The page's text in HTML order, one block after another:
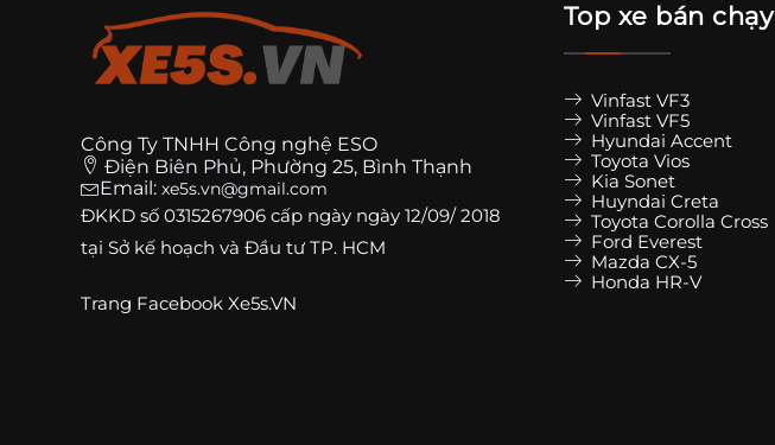
Công Ty TNHH Công nghệ ESO
Điện Biên Phủ, Phường 25, Bình Thạnh
Email: xe5s.vn@gmail.com
ĐKKD số 0315267906 cấp ngày ngày 12/09/ 2018
tại Sở kế hoạch và Đầu tư TP. HCM
Trang Facebook Xe5s.VN
Top xe bán chạy
Vinfast VF3
Vinfast VF5
Hyundai Accent
Toyota Vios
Kia Sonet
Huyndai Creta
Toyota Corolla Cross
Ford Everest
Mazda CX-5
Honda HR-V